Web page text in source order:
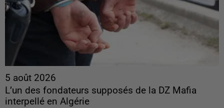
5 août 2026
L’un des fondateurs supposés de la DZ Mafia
interpellé en Algérie